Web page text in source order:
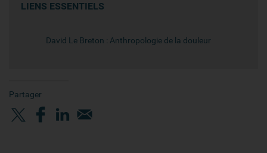
LIENS ESSENTIELS
David Le Breton : Anthropologie de la douleur
Partager